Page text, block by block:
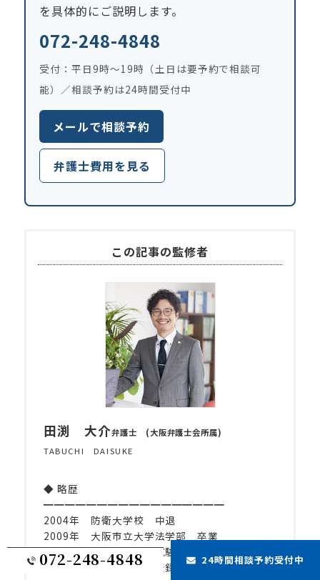
072-248-4848 24時間相談予約受付中
を具体的にご説明します。
072-248-4848
受付：平日9時〜19時（土日は要予約で相談可
能）／相談予約は24時間受付中
メールで相談予約
弁護士費用を見る
この記事の監修者
田渕 大介弁護士 (大阪弁護士会所属)
TABUCHI DAISUKE
◆ 略歴
━━━━━━━━━━━━━━━━━
2004年 防衛大学校 中退
2009年 大阪市立大学法学部 卒業
2014年 司法試験予備試験合格
2016年 大阪弁護士会登録（69期）